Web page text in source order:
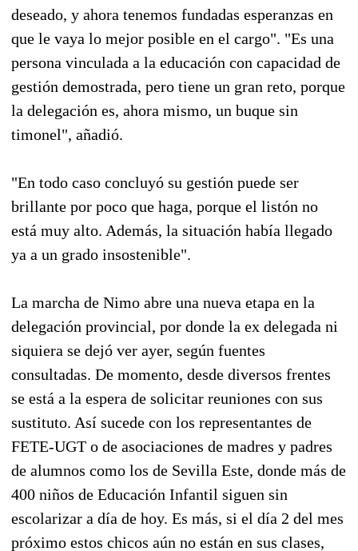
deseado, y ahora tenemos fundadas esperanzas en
que le vaya lo mejor posible en el cargo". "Es una
persona vinculada a la educación con capacidad de
gestión demostrada, pero tiene un gran reto, porque
la delegación es, ahora mismo, un buque sin
timonel", añadió.
"En todo caso concluyó su gestión puede ser
brillante por poco que haga, porque el listón no
está muy alto. Además, la situación había llegado
ya a un grado insostenible".
La marcha de Nimo abre una nueva etapa en la
delegación provincial, por donde la ex delegada ni
siquiera se dejó ver ayer, según fuentes
consultadas. De momento, desde diversos frentes
se está a la espera de solicitar reuniones con sus
sustituto. Así sucede con los representantes de
FETE-UGT o de asociaciones de madres y padres
de alumnos como los de Sevilla Este, donde más de
400 niños de Educación Infantil siguen sin
escolarizar a día de hoy. Es más, si el día 2 del mes
próximo estos chicos aún no están en sus clases,